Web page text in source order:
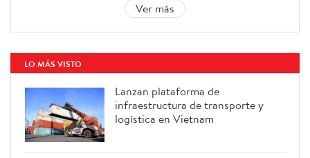
Ver más
LO MÁS VISTO
Lanzan plataforma de
infraestructura de transporte y
logística en Vietnam